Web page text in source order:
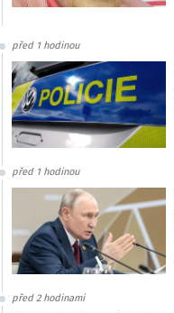
před 1 hodinou
před 1 hodinou
před 2 hodinami